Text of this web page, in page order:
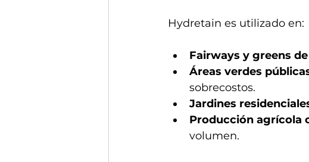
Hydretain es utilizado en:
Fairways y greens
Áreas verdes
sobrecostos.
Jardines
Producción agrícola
volumen.